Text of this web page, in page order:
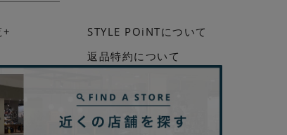
+
STYLE POiNTについて
返品特約について